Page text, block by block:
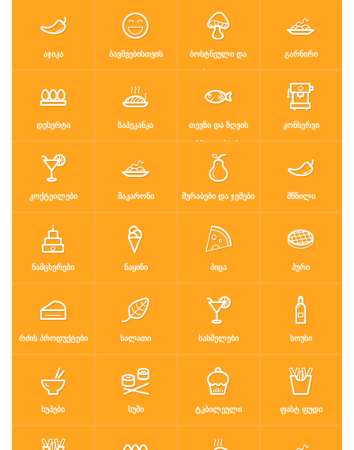
სალათი სასმელები
სუპები სუში ტკბილეული ფასტ ფუდი
ფასტ ფუდი ფუნთუშები ქათამი ქართული
ყავა ჩაი ცომეული ხორცი
ჯანსაღი კვ…
რეცეპტები
რჩევები
დაგვიკავშირდით
შესვლა / რეგისტრაცია
ᲐᲯᲘᲙᲐ ᲑᲐᲕᲨᲕᲔᲑᲘᲡᲗᲕᲘᲡ
ᲑᲝᲡᲢᲜᲔᲣᲚᲘ ᲓᲐ
ᲤᲮᲐᲚᲔᲣᲚᲘ
ᲒᲐᲠᲜᲘᲠᲘ
ᲓᲔᲡᲔᲠᲢᲘ ᲖᲐᲞᲔᲙᲐᲜᲙᲐ
ᲗᲔᲕᲖᲘ ᲓᲐ ᲖᲦᲕᲘᲡ
ᲞᲠᲝᲓᲣᲥᲢᲔᲑᲘ
ᲙᲝᲜᲡᲔᲠᲕᲘ
ᲙᲝᲥᲢᲔᲘᲚᲔᲑᲘ ᲛᲐᲙᲐᲠᲝᲜᲘ ᲛᲣᲠᲐᲑᲔᲑᲘ ᲓᲐ ᲯᲔᲛᲔᲑᲘ ᲛᲬᲜᲘᲚᲘ
ᲜᲐᲛᲪᲮᲕᲠᲔᲑᲘ ᲜᲐᲧᲘᲜᲘ ᲞᲘᲪᲐ ᲞᲣᲠᲘ
ᲠᲫᲘᲡ ᲞᲠᲝᲓᲣᲥᲢᲔᲑᲘ ᲡᲐᲚᲐᲗᲘ ᲡᲐᲡᲛᲔᲚᲔᲑᲘ ᲡᲝᲣᲡᲘ
ᲡᲣᲞᲔᲑᲘ ᲡᲣᲨᲘ ᲢᲙᲑᲘᲚᲔᲣᲚᲘ ᲤᲐᲡᲢ ᲤᲣᲓᲘ